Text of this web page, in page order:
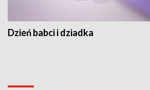
Dzień babci i dziadka